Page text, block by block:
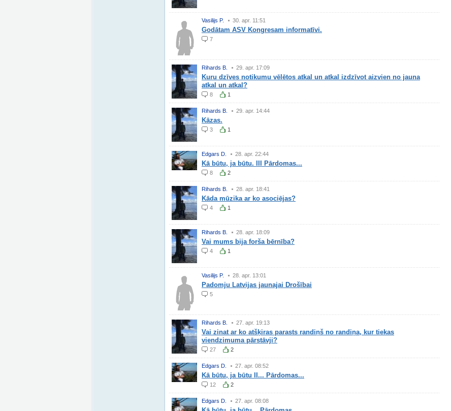
Vasilijs P. 30. apr. 11:51
Godātam ASV Kongresam informatīvi.
7
Rihards B. 29. apr. 17:09
Kuru dzīves notikumu vēlētos atkal un atkal izdzīvot aizvien no jauna
atkal un atkal?
8 1
Rihards B. 29. apr. 14:44
Kāzas.
3 1
Edgars D. 28. apr. 22:44
Kā būtu, ja būtu. III Pārdomas...
8 2
Rihards B. 28. apr. 18:41
Kāda mūzika ar ko asociējas?
4 1
Rihards B. 28. apr. 18:09
Vai mums bija forša bērnība?
4 1
Vasilijs P. 28. apr. 13:01
Padomju Latvijas jaunajai Drošībai
5
Rihards B. 27. apr. 19:13
Vai zinat ar ko atšķiras parasts randiņš no randiņa, kur tiekas
viendzimuma pārstāvji?
27 2
Edgars D. 27. apr. 08:52
Kā būtu, ja būtu II... Pārdomas...
12 2
Edgars D. 27. apr. 08:08